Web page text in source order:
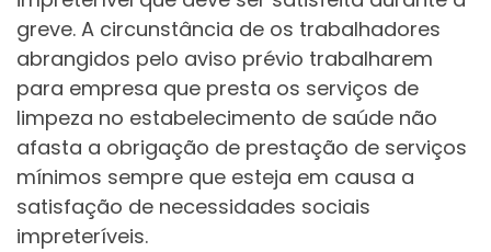
greve. A circunstância de os trabalhadores
abrangidos pelo aviso prévio trabalharem
para empresa que presta os serviços de
limpeza no estabelecimento de saúde não
afasta a obrigação de prestação de serviços
mínimos sempre que esteja em causa a
satisfação de necessidades sociais
impreteríveis.